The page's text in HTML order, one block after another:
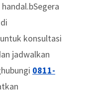
untuk konsultasi
jadwalkan
0811-